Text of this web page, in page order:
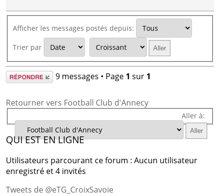
Afficher les messages postés depuis:
Trier par
Répondre 9 messages • Page 1 sur 1
Retourner vers Football Club d'Annecy
Aller à:
QUI EST EN LIGNE
Utilisateurs parcourant ce forum : Aucun utilisateur
enregistré et 4 invités
Tweets de @eTG_CroixSavoie